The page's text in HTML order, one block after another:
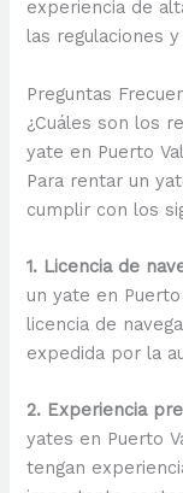
experiencia de
las regulaciones
Preguntas
¿Cuáles son los
yate en Puerto
Para rentar un
cumplir con los
1. Licencia de
un yate en
licencia de
expedida por la
2. Experiencia
yates en Puerto
tengan